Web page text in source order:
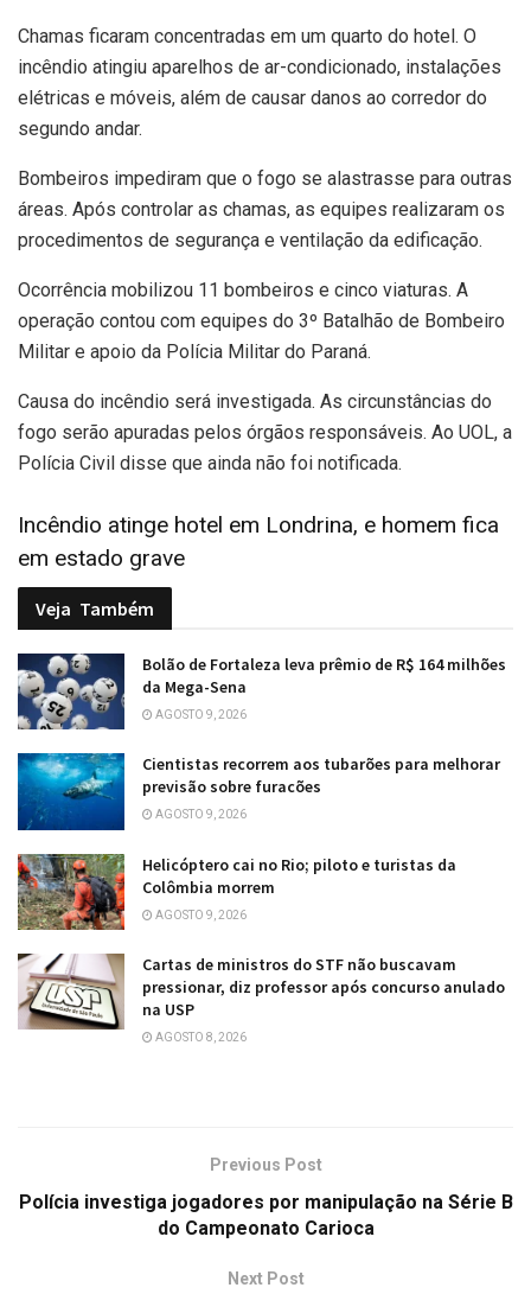
Chamas ficaram concentradas em um quarto do hotel. O
incêndio atingiu aparelhos de ar-condicionado, instalações
elétricas e móveis, além de causar danos ao corredor do
segundo andar.
Bombeiros impediram que o fogo se alastrasse para outras
áreas. Após controlar as chamas, as equipes realizaram os
procedimentos de segurança e ventilação da edificação.
Ocorrência mobilizou 11 bombeiros e cinco viaturas. A
operação contou com equipes do 3º Batalhão de Bombeiro
Militar e apoio da Polícia Militar do Paraná.
Causa do incêndio será investigada. As circunstâncias do
fogo serão apuradas pelos órgãos responsáveis. Ao UOL, a
Polícia Civil disse que ainda não foi notificada.
Incêndio atinge hotel em Londrina, e homem fica
em estado grave
Veja Também
Bolão de Fortaleza leva prêmio de R$ 164 milhões
da Mega-Sena
AGOSTO 9, 2026
Cientistas recorrem aos tubarões para melhorar
previsão sobre furacões
AGOSTO 9, 2026
Helicóptero cai no Rio; piloto e turistas da
Colômbia morrem
AGOSTO 9, 2026
Cartas de ministros do STF não buscavam
pressionar, diz professor após concurso anulado
na USP
AGOSTO 8, 2026
Previous Post
Polícia investiga jogadores por manipulação na Série B
do Campeonato Carioca
Next Post